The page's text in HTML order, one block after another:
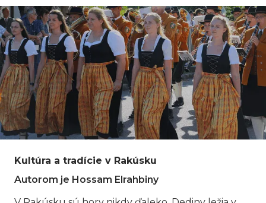
Kultúra a tradície v Rakúsku
Autorom je Hossam Elrahbiny